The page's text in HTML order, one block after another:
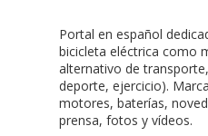
Portal en español
bicicleta eléctrica como
alternativo de
deporte, ejercicio).
motores, baterías,
prensa, fotos y vídeos.